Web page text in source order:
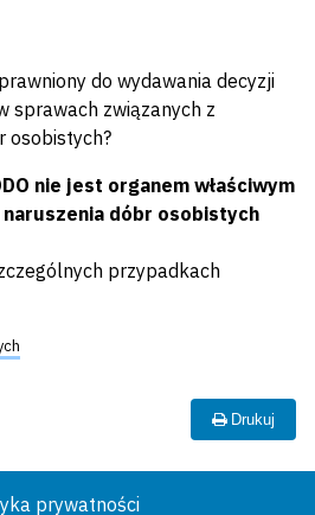
do wydawania decyzji
sprawach związanych z
osobistych?
nie jest organem właściwym
dóbr osobistych
przypadkach
Drukuj
prywatności